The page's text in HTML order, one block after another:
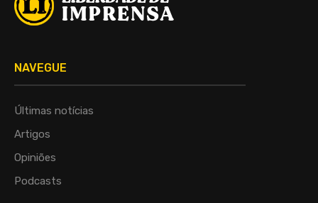
NAVEGUE
Últimas notícias
Artigos
Opiniões
Podcasts